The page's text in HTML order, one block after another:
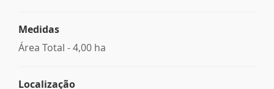
Medidas
Área Total - 4,00 ha
Localização